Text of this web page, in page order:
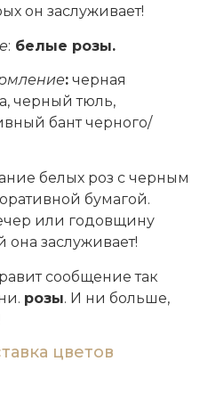
он заслуживает!
: белые розы.
: черная
черный тюль,
бант черного/
белых роз с черным
бумагой.
или годовщину
она заслуживает!
сообщение так
розы. И ни больше,
цветов